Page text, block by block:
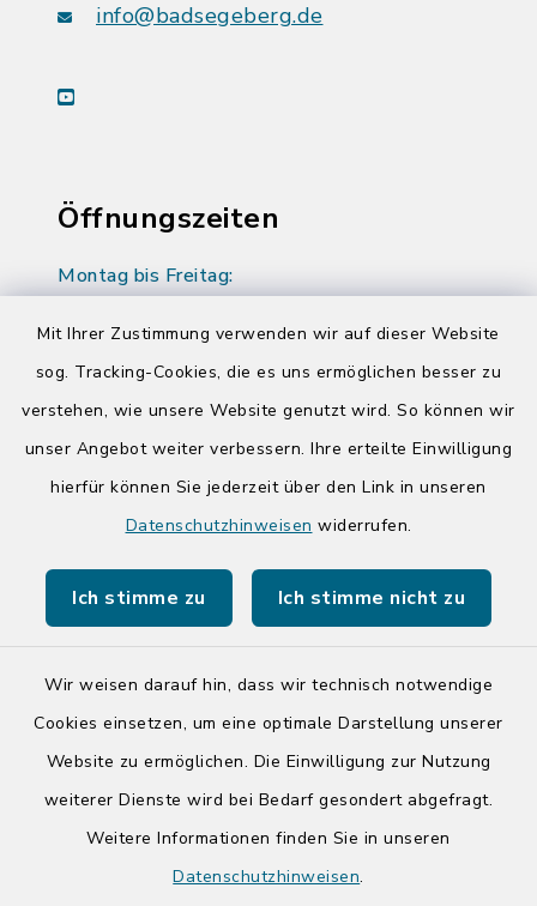
Mit Ihrer Zustimmung verwenden wir auf dieser Website
sog. Tracking-Cookies, die es uns ermöglichen besser zu
verstehen, wie unsere Website genutzt wird. So können wir
unser Angebot weiter verbessern. Ihre erteilte Einwilligung
hierfür können Sie jederzeit über den Link in unseren
Datenschutzhinweisen widerrufen.
Ich stimme zu Ich stimme nicht zu
Wir weisen darauf hin, dass wir technisch notwendige
Cookies einsetzen, um eine optimale Darstellung unserer
Website zu ermöglichen. Die Einwilligung zur Nutzung
weiterer Dienste wird bei Bedarf gesondert abgefragt.
Weitere Informationen finden Sie in unseren
Datenschutzhinweisen.
info@badsegeberg.de
youtube
Öffnungszeiten
Montag bis Freitag:
Donnerstag zusätzlich:
14:00-17:00 Uhr
Quicklinks
Tourist-Info der Stadt Bad Segeberg
Barrierefreiheit